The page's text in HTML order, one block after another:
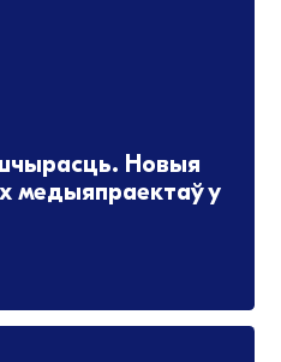
Новыя
медыяпраектаў у